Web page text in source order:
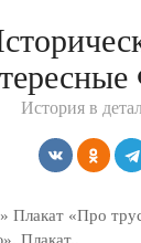
История в
» Плакат «Про
Плакат..